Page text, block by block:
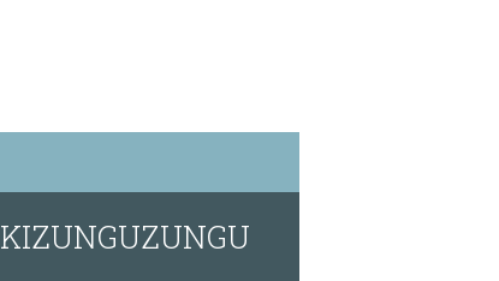
KIZUNGUZUNGU